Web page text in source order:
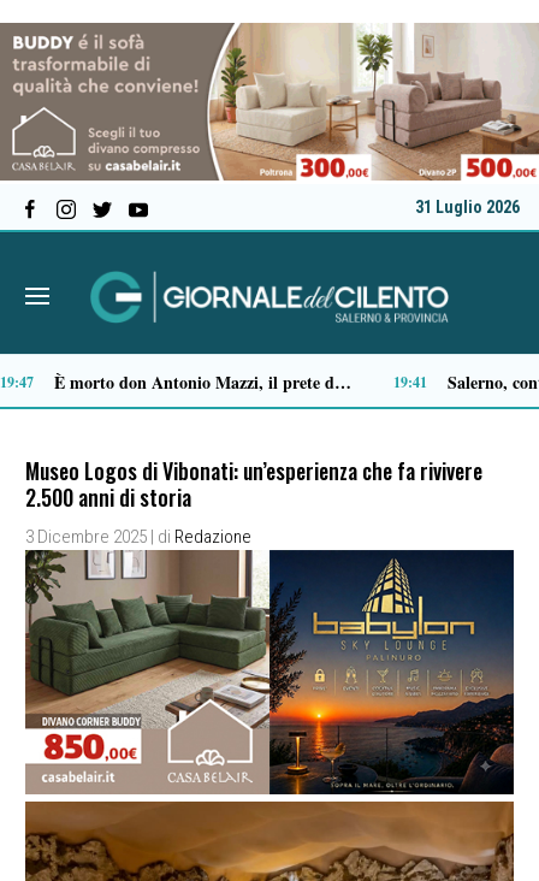
31 Luglio 2026
Ascea, Pietro D’Angiolillo: «La nuova giunta guarda al futuro, con gli occhi del passato» 13:11
Museo Logos di Vibonati: un’esperienza che fa rivivere
2.500 anni di storia
3 Dicembre 2025 | di Redazione